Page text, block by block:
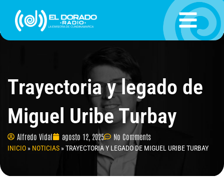
contenido
Trayectoria y legado de
Miguel Uribe Turbay
Alfredo Vidal agosto 12, 2025 No Comments
INICIO » NOTICIAS »TRAYECTORIA Y LEGADO DE MIGUEL URIBE TURBAY